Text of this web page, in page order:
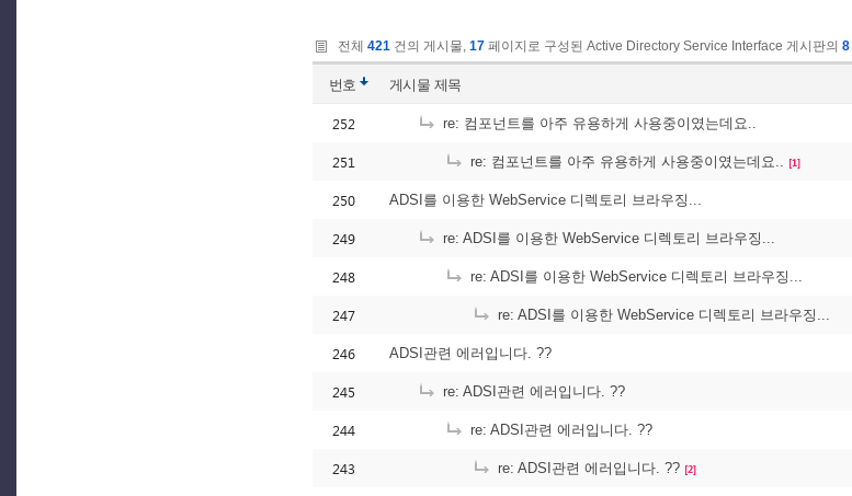
전체 421 건의 게시물, 17 페이지로 구성된 Active Directory Service Interface 게시판의 8
번호 게시물 제목
252 re: 컴포넌트를 아주 유용하게 사용중이였는데요..
251 re: 컴포넌트를 아주 유용하게 사용중이였는데요.. [1]
250 ADSI를 이용한 WebService 디렉토리 브라우징...
249 re: ADSI를 이용한 WebService 디렉토리 브라우징...
248 re: ADSI를 이용한 WebService 디렉토리 브라우징...
247 re: ADSI를 이용한 WebService 디렉토리 브라우징...
246 ADSI관련 에러입니다. ??
245 re: ADSI관련 에러입니다. ??
244 re: ADSI관련 에러입니다. ??
243 re: ADSI관련 에러입니다. ?? [2]